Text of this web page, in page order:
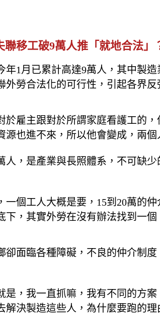
聯移工破9萬人推「就地合法」
年1月已累計高達9萬人，其中製
勞合法化的可行性，引起各界
雇主跟對於所謂家庭看護工的
也進不來，所以他會變成，兩個
，是產業與長照體系，不可缺
個工人大概是要，15到20萬的
，其實外勞在沒有辦法找到一
面臨各種障礙，不良的仲介制
，我一直抓嘛，我有不同的方
決製造這些人，為什麼要跑的